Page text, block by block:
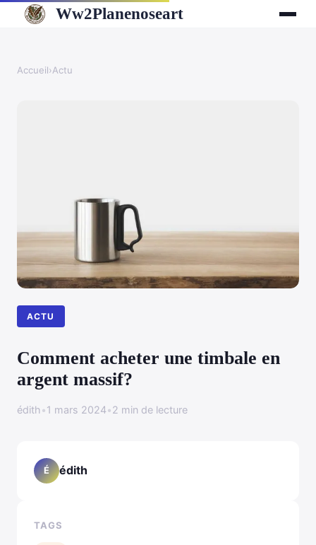
Ww2Planenoseart
Accueil›Actu
ACTU
Comment acheter une timbale en
argent massif?
édith•1 mars 2024•2 min de lecture
É édith
TAGS